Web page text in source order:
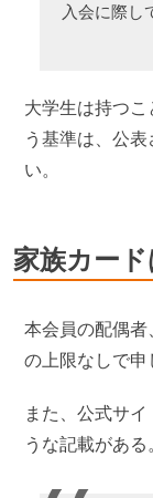
入会に際し
大学生は持つ
う基準は、公
い。
家族カー
本会員の配偶者
の上限なしで申
また、公式サ
うな記載がある